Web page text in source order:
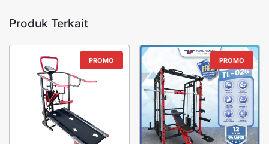
Produk Terkait
PROMO PROMO